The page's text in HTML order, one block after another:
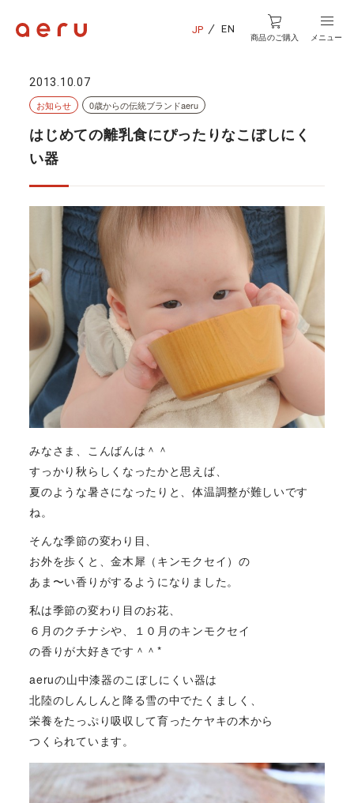
JP EN
商品のご購入 メニュー
2013.10.07
お知らせ
0歳からの伝統ブランドaeru
はじめての離乳食にぴったりなこぼしにく
い器
みなさま、こんばんは＾＾
すっかり秋らしくなったかと思えば、
夏のような暑さになったりと、体温調整が難しいです
ね。
そんな季節の変わり目、
お外を歩くと、金木犀（キンモクセイ）の
あま〜い香りがするようになりました。
私は季節の変わり目のお花、
６月のクチナシや、１０月のキンモクセイ
の香りが大好きです＾＾*
aeruの山中漆器のこぼしにくい器は
北陸のしんしんと降る雪の中でたくましく、
栄養をたっぷり吸収して育ったケヤキの木から
つくられています。